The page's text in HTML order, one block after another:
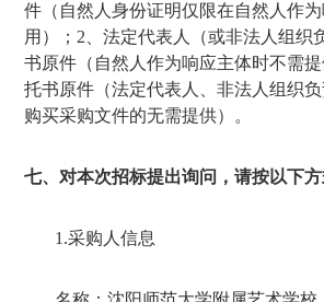
件（自然人身份证明仅限在自然人作
用）； 2 、法定代表人（或非法人组织
书原件（自然人作为响应主体时不需提
托书原件（法定代表人、非法人组织
购买采购文件的无需提供）。
七、对本次招标提出询问，请按以下方
1.采购人信息